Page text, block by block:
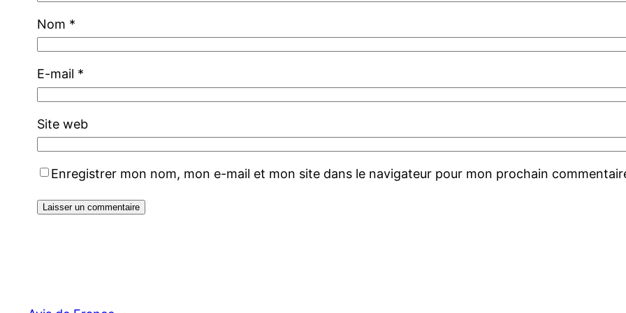
Nom *
E-mail *
Site web
Enregistrer mon nom, mon e-mail et mon site dans le navigateur pour mon prochain